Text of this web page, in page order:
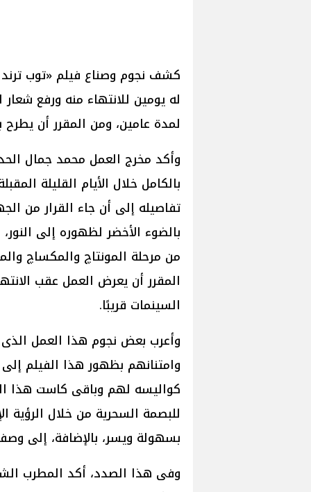
له يومين للانتهاء منه ورفع
لمدة عامين، ومن المقرر أن يطرح
وأكد مخرج العمل محمد جمال
بالكامل خلال الأيام القليلة
تفاصيله إلى أن جاء القرار من
بالضوء الأخضر لظهوره إلى
من مرحلة المونتاچ والمكساچ
المقرر أن يعرض العمل عقب
السينمات قريبًا.
وأعرب بعض نجوم هذا العمل
وامتنانهم بظهور هذا الفيلم
كواليسه لهم وباقى كاست هذا
للبصمة السحرية من خلال الرؤية
بسهولة ويسر، بالإضافة، إلى
وفى هذا الصدد، أكد المطرب